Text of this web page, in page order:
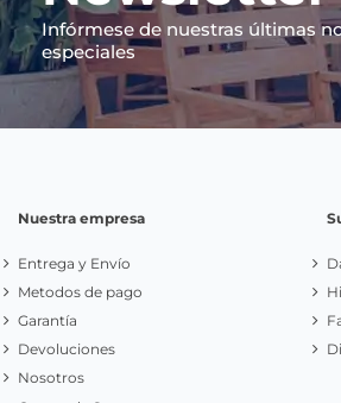
Infórmese de nuestras últimas
especiales
Nuestra empresa
Entrega y Envío
Metodos de pago
Garantía
Devoluciones
Nosotros